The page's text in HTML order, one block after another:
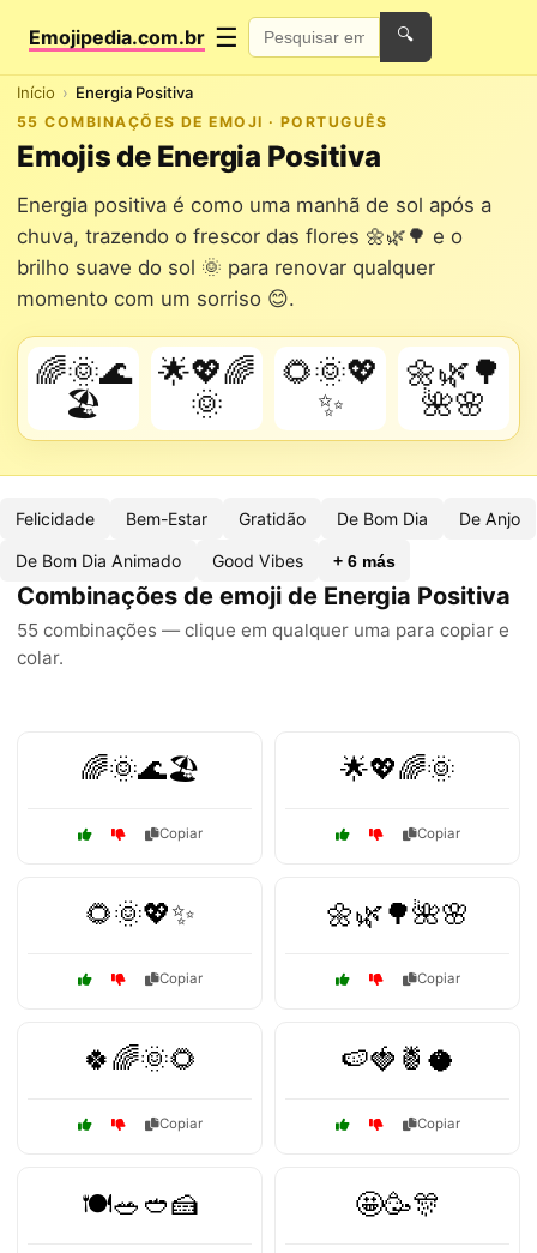
Emojipedia.com.br ☰ 🔍
Início Energia Positiva
55 COMBINAÇÕES DE EMOJI · PORTUGUÊS
Emojis de Energia Positiva
Energia positiva é como uma manhã de sol após a
chuva, trazendo o frescor das flores 🌼🌿🌳 e o
brilho suave do sol 🌞 para renovar qualquer
momento com um sorriso 😊.
🌈🌞🌊
🏖️
🌟💖🌈
🌞
🌻🌞💖
✨
🌼🌿🌳
🌺🌸
Felicidade Bem-Estar Gratidão De Bom Dia De Anjo
De Bom Dia Animado Good Vibes + 6 más
Combinações de emoji de Energia Positiva
55 combinações — clique em qualquer uma para copiar e
colar.
🌈🌞🌊🏖️
Copiar
🌟💖🌈🌞
Copiar
🌻🌞💖✨
Copiar
🌼🌿🌳🌺🌸
Copiar
🍀🌈🌞🌻
Copiar
🍉🍓🍍🥥
Copiar
🍽️🥗🥙🍰 🤩🥳🎊